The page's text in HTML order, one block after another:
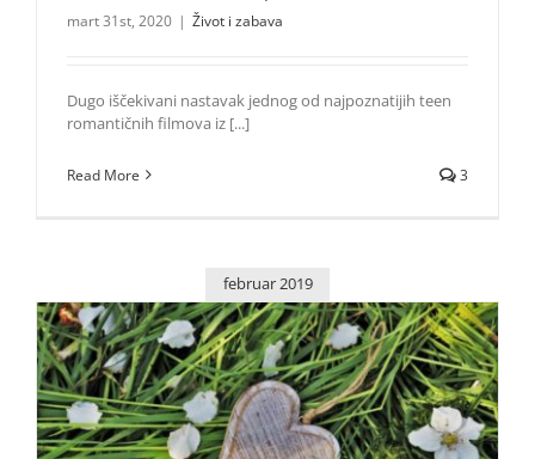
mart 31st, 2020 | Život i zabava
Dugo iščekivani nastavak jednog od najpoznatijih teen
romantičnih filmova iz [...]
Read More 3
februar 2019